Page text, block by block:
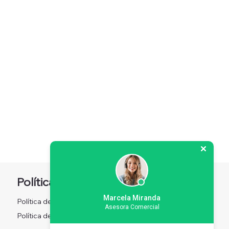
Política
Política de Privacidad
Política de Privacidad
Redes sociales
Facebook
Instagram
X
Marcela Miranda
Asesora Comercial